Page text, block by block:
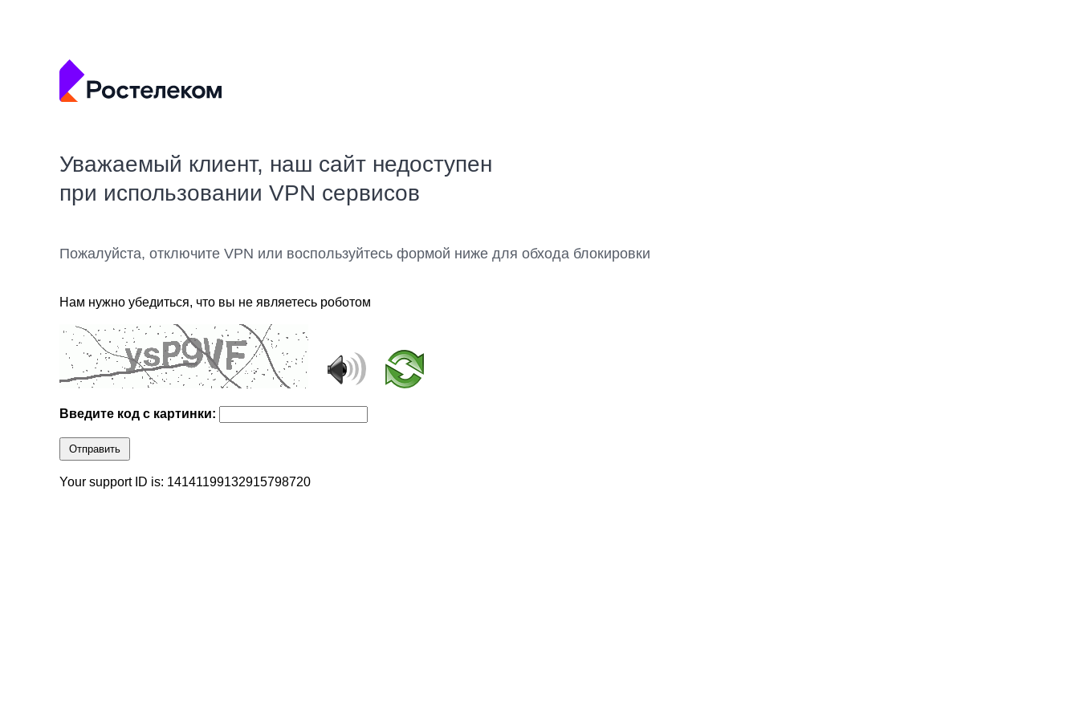
Уважаемый клиент, наш сайт недоступен
при использовании VPN сервисов
Пожалуйста, отключите VPN или воспользуйтесь формой ниже для обхода блокировки
Нам нужно убедиться, что вы не являетесь роботом
Введите код с картинки:
Отправить
Your support ID is: 14141199132915798720